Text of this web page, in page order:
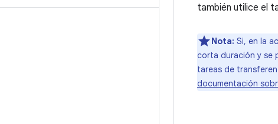
también utilice el
Nota: Si, en la
corta duración y se
tareas de
documentación